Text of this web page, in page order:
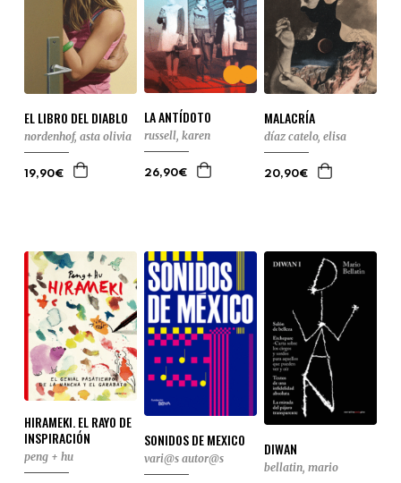
EL LIBRO DEL DIABLO
nordenhof, asta olivia
19,90€
LA ANTÍDOTO
russell, karen
26,90€
MALACRÍA
díaz catelo, elisa
20,90€
HIRAMEKI. EL RAYO DE
INSPIRACIÓN
peng + hu
SONIDOS DE MEXICO
vari@s autor@s
DIWAN
bellatin, mario